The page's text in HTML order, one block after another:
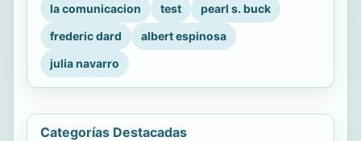
la comunicacion test
pearl s. buck
frederic dard
albert espinosa
julia navarro
Categorías Destacadas